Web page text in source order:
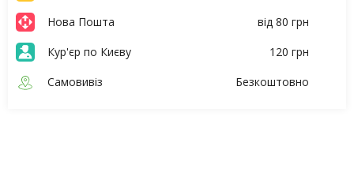
Нова Пошта
від 80 грн
Кур'єр по Києву
120 грн
Самовивіз
Безкоштовно